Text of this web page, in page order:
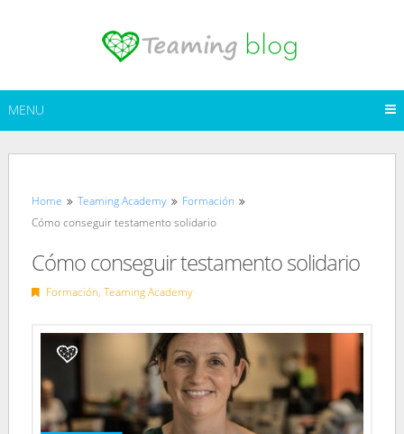
MENU
Home Teaming Academy
Formación
Cómo conseguir testamento solidario
Cómo conseguir testamento solidario
Formación, Teaming Academy